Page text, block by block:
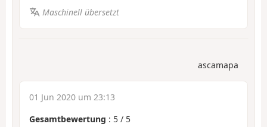
Maschinell übersetzt
ascamapa
01 Jun 2020 um 23:13
Gesamtbewertung : 5 / 5